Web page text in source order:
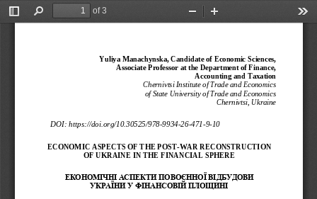
Toggle
Find
of 3
Zoom
Yuliya Manachynska, Candidate of Economic Sciences,
Associate Professor at the Department of Finance,
Accounting and Taxation
Chernivtsi Institute of Trade and Economics
of State University of Trade and Economics
Chernivtsi, Ukraine
DOI: https://doi.org/10.30525/978- 9934 -26- 471 -9-10
ECONOMIC ASPECTS OF THE POST-WAR RECONSTRUCTION
OF UKRAINE IN THE FINANCIAL SPHERE
ЕКОНОМІЧНІ АСПЕКТИ ПОВОЄННОЇ ВІДБУДОВИ
УКРАЇНИ У ФІНАНСОВІЙ ПЛОЩИНІ